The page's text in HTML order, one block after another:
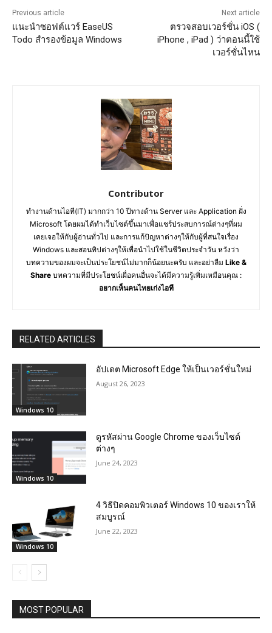
Previous article
แนะนำซอฟต์แวร์ EaseUS
Todo สำรองข้อมูล Windows
Next article
ตรวจสอบเวอร์ชั่น iOS (
iPhone , iPad ) ว่าตอนนี้ใช้
เวอร์ชั่นไหน
Contributor
ทำงานด้านไอที(IT) มากกว่า 10 ปีทางด้าน Server และ Application ฝั่ง
Microsoft โดยผมได้ทำเว็บไซต์ขึ้นมาเพื่อแชร์ประสบการณ์ต่างๆที่ผม
เคยเจอให้กับผู้อ่านทั่วไป และการแก้ปัญหาต่างๆให้กับผู้ที่สนใจเรื่อง
Windows และสอนทิปต่างๆให้เพื่อนำไปใช้ในชีวิตประจำวัน หวังว่า
บทความของผมจะเป็นประโยชน์ไม่มากก็น้อยนะครับ และอย่าลืม Like &
Share บทความที่มีประโยชน์เผื่อคนอื่นจะได้มีความรู้เพิ่มเหมือนคุณ :
อยากเห็นคนไทยเก่งไอที
RELATED ARTICLES
Windows 10
อัปเดต Microsoft Edge ให้เป็นเวอร์ชั่นใหม่
August 26, 2023
Windows 10
ดูรหัสผ่าน Google Chrome ของเว็บไซต์
ต่างๆ
June 24, 2023
Windows 10
4 วิธีปิดคอมพิวเตอร์ Windows 10 ของเราให้
สมบูรณ์
June 22, 2023
MOST POPULAR